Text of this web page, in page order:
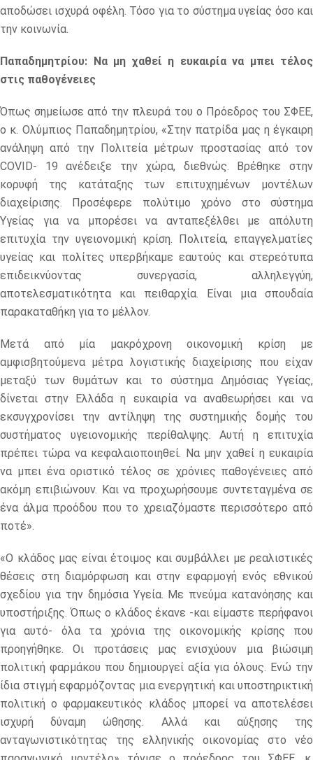
αποδώσει ισχυρά οφέλη. Τόσο για το σύστημα υγείας όσο και
την κοινωνία.
Παπαδημητρίου: Να μη χαθεί η ευκαιρία να μπει τέλος
στις παθογένειες
Όπως σημείωσε από την πλευρά του ο Πρόεδρος του ΣΦΕΕ,
ο κ. Ολύμπιος Παπαδημητρίου, «Στην πατρίδα μας η έγκαιρη
ανάληψη από την Πολιτεία μέτρων προστασίας από τον
COVID- 19 ανέδειξε την χώρα, διεθνώς. Βρέθηκε στην
κορυφή της κατάταξης των επιτυχημένων μοντέλων
διαχείρισης. Προσέφερε πολύτιμο χρόνο στο σύστημα
Υγείας για να μπορέσει να ανταπεξέλθει με απόλυτη
επιτυχία την υγειονομική κρίση. Πολιτεία, επαγγελματίες
υγείας και πολίτες υπερβήκαμε εαυτούς και στερεότυπα
επιδεικνύοντας συνεργασία, αλληλεγγύη,
αποτελεσματικότητα και πειθαρχία. Είναι μια σπουδαία
παρακαταθήκη για το μέλλον.
Μετά από μία μακρόχρονη οικονομική κρίση με
αμφισβητούμενα μέτρα λογιστικής διαχείρισης που είχαν
μεταξύ των θυμάτων και το σύστημα Δημόσιας Υγείας,
δίνεται στην Ελλάδα η ευκαιρία να αναθεωρήσει και να
εκσυγχρονίσει την αντίληψη της συστημικής δομής του
συστήματος υγειονομικής περίθαλψης. Αυτή η επιτυχία
πρέπει τώρα να κεφαλαιοποιηθεί. Να μην χαθεί η ευκαιρία
να μπει ένα οριστικό τέλος σε χρόνιες παθογένειες από
ακόμη επιβιώνουν. Και να προχωρήσουμε συντεταγμένα σε
ένα άλμα προόδου που το χρειαζόμαστε περισσότερο από
ποτέ».
«Ο κλάδος μας είναι έτοιμος και συμβάλλει με ρεαλιστικές
θέσεις στη διαμόρφωση και στην εφαρμογή ενός εθνικού
σχεδίου για την δημόσια Υγεία. Με πνεύμα κατανόησης και
υποστήριξης. Όπως ο κλάδος έκανε -και είμαστε περήφανοι
για αυτό- όλα τα χρόνια της οικονομικής κρίσης που
προηγήθηκε. Οι προτάσεις μας ενισχύουν μια βιώσιμη
πολιτική φαρμάκου που δημιουργεί αξία για όλους. Ενώ την
ίδια στιγμή εφαρμόζοντας μια ενεργητική και υποστηρικτική
πολιτική ο φαρμακευτικός κλάδος μπορεί να αποτελέσει
ισχυρή δύναμη ώθησης. Αλλά και αύξησης της
ανταγωνιστικότητας της ελληνικής οικονομίας στο νέο